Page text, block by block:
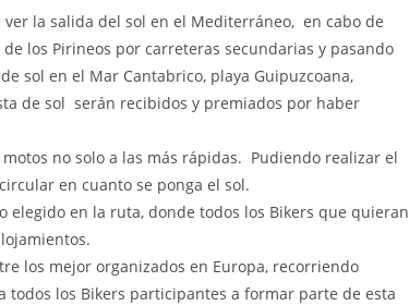
la salida del sol en el Mediterráneo, en cabo de
los Pirineos por carreteras secundarias y pasando
sol en el Mar Cantabrico, playa Guipuzcoana,
de sol serán recibidos y premiados por haber
no solo a las más rápidas. Pudiendo realizar el
en cuanto se ponga el sol.
en la ruta, donde todos los Bikers que quieran
los mejor organizados en Europa, recorriendo
todos los Bikers participantes a formar parte de esta